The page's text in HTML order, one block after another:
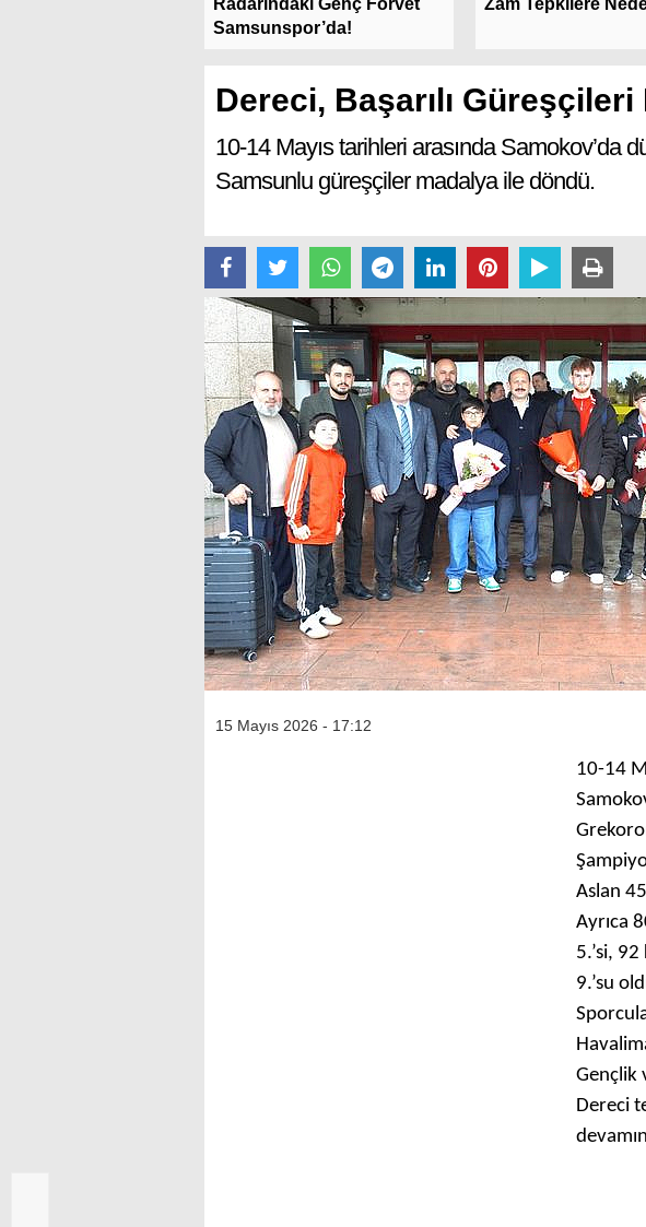
Radarındaki Genç Forvet
Samsunspor’da!
Zam Tepkilere
Dereci, Başarılı Güreşçileri
10-14 Mayıs tarihleri arasında Samokov’da
Samsunlu güreşçiler madalya ile döndü.
15 Mayıs 2026 - 17:12
10-14
Aslan
Ayrıca
5.’si,
9.’su
Gençlik
Dereci